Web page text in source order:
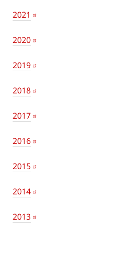
2021
2020
2019
2018
2017
2016
2015
2014
2013